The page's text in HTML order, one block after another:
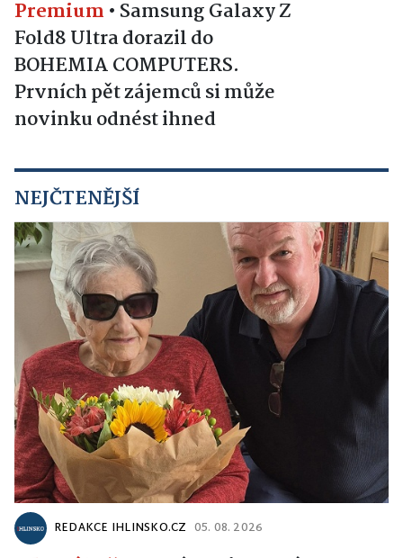
Premium • Samsung Galaxy Z
Fold8 Ultra dorazil do
BOHEMIA COMPUTERS.
Prvních pět zájemců si může
novinku odnést ihned
NEJČTENĚJŠÍ
REDAKCE IHLINSKO.CZ 05. 08. 2026